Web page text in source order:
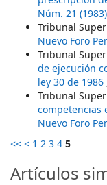
Núm. 21 (1983)
Tribunal
Nuevo Foro
Tribunal
de ejecución
ley 30 de 1986
Tribunal
competencias
Nuevo Foro
<< < 1 2 3 4 5
Artículos